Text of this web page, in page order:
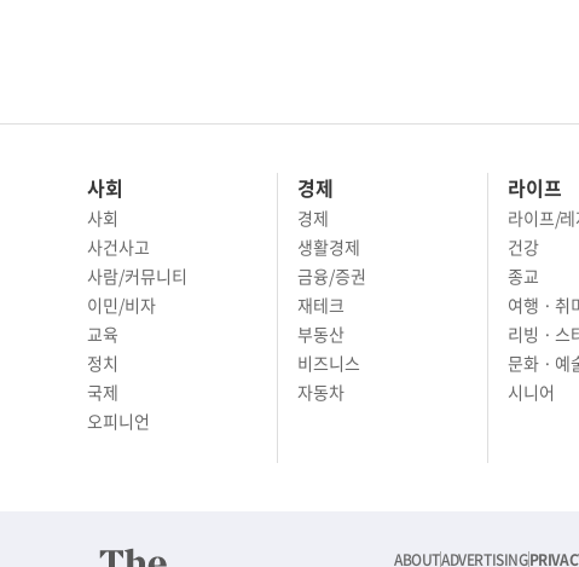
사회
사회
사건사고
사람/커뮤니티
이민/비자
교육
정치
국제
오피니언
경제
경제
생활경제
금융/증권
재테크
부동산
비즈니스
자동차
라이프
라이프/레
건강
종교
여행 · 취
리빙 · 스
문화 · 예
시니어
ABOUTADVERTISING